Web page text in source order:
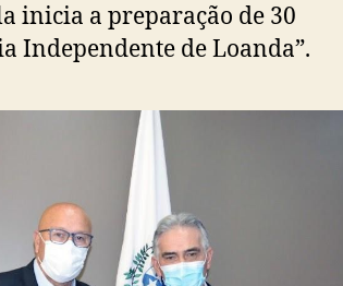
inicia a preparação de 30
Independente de Loanda”.